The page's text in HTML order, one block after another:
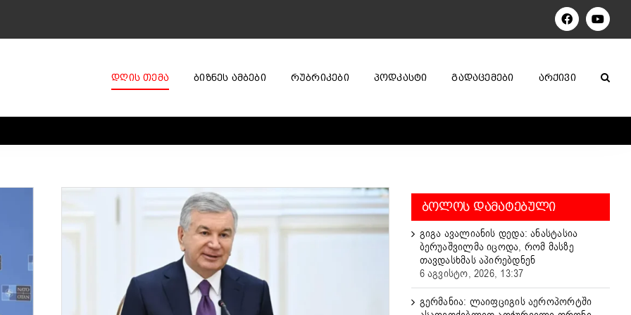
Facebook
ᲓᲦᲘᲡ ᲗᲔᲛᲐ ᲑᲘᲖᲜᲔᲡ ᲐᲛᲑᲔᲑᲘ ᲠᲣᲑᲠᲘᲙᲔᲑᲘ ᲞᲝᲓᲙᲐᲡᲢᲘ ᲒᲐᲓᲐᲪᲔᲛᲔᲑᲘ ᲐᲠᲥᲘᲕᲘ
ᲑᲝᲚᲝᲡ ᲓᲐᲛᲐᲢᲔᲑᲣᲚᲘ
გიგა ავალიანის დედა: ანასტასია
ბერუაშვილმა იცოდა, რომ მასზე
თავდასხმას აპირებდნენ
6 აგვისტო, 2026, 13:37
გერმანია: ლაიფციგის აეროპორტში